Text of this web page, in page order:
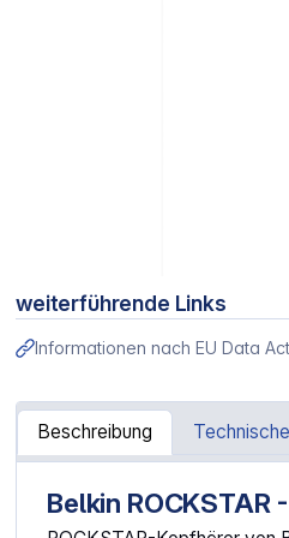
weiterführende Links
Informationen nach EU Data Act
Beschreibung
Artikelinformationen "Belkin
Belkin